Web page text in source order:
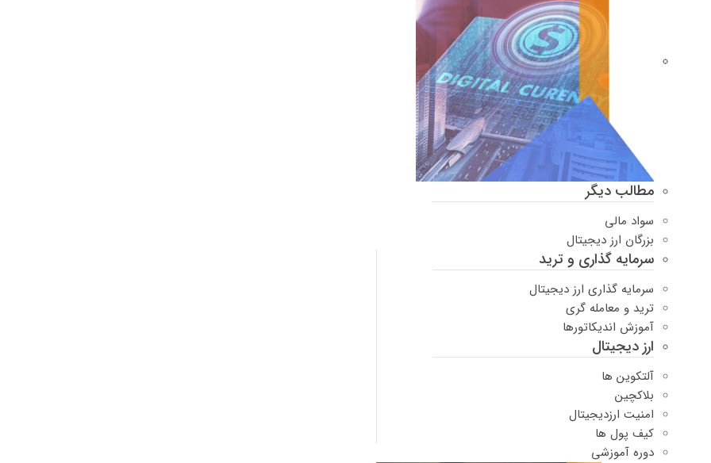
مطالب دیگر
سواد مالی
بزرگان ارز دیجیتال
سرمایه گذاری و ترید
سرمایه گذاری ارز دیجیتال
ترید و معامله گری
آموزش اندیکاتورها
ارز دیجیتال
آلتکوین ها
بلاکچین
امنیت ارزدیجیتال
کیف پول ها
دوره‌ آموزشی